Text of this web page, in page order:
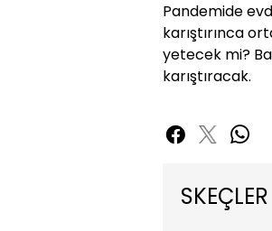
Pandemide
karıştırınca
yetecek mi?
karıştıracak.
SKEÇLER